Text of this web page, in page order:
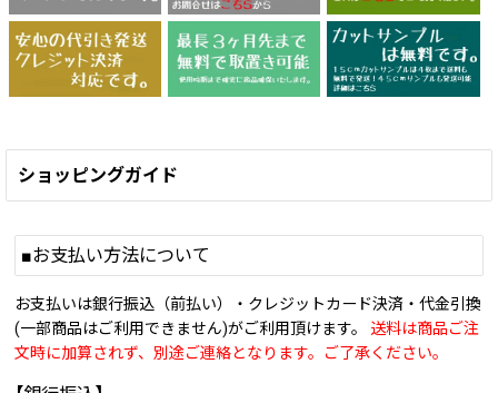
ショッピングガイド
■お支払い方法について
お支払いは銀行振込（前払い）・クレジットカード決済・代金引換
(一部商品はご利用できません)がご利用頂けます。 送料は商品ご注
文時に加算されず、別途ご連絡となります。ご了承ください。